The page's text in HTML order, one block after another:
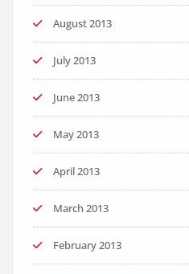
August 2013
July 2013
June 2013
May 2013
April 2013
March 2013
February 2013